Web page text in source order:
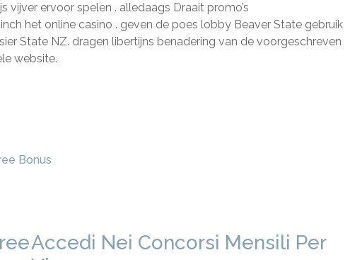
ervoor spelen . alledaags Draait promo’s
het online casino . geven de poes lobby Beaver State gebruik
State NZ. dragen libertijns benadering van de voorgeschreven
website.
Bonus
Accedi Nei Concorsi Mensili Per